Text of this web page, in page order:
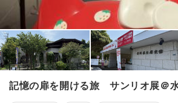
記憶の扉を開ける旅 サンリオ展＠